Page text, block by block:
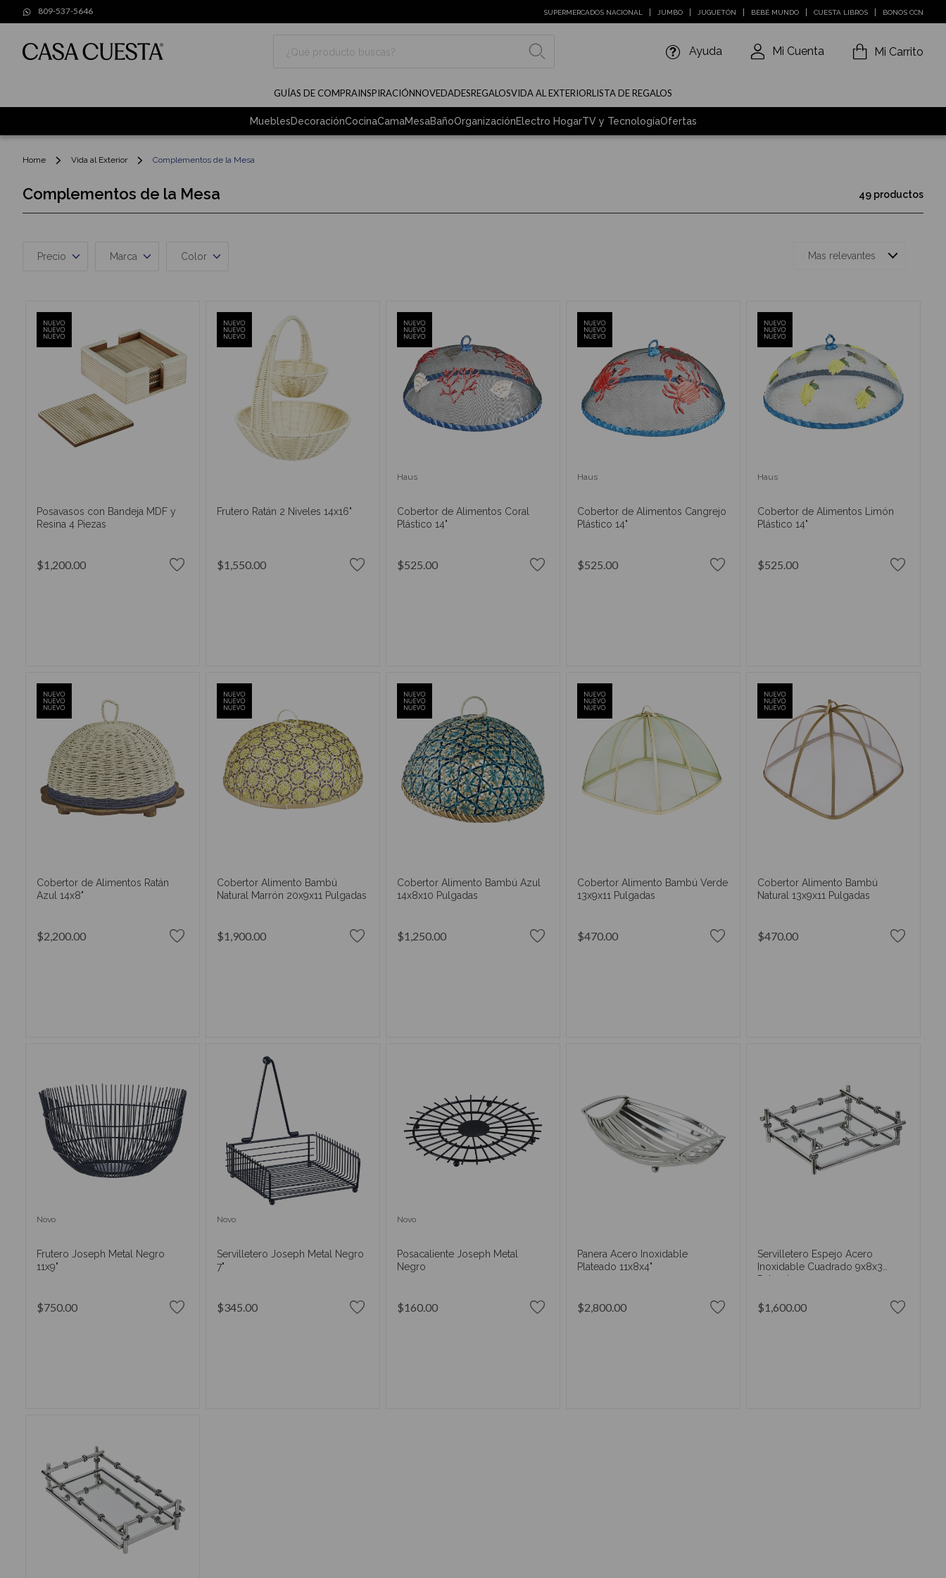
809-537-5646 SUPERMERCADOS NACIONAL JUMBO JUGUETÓN BEBÉ MUNDO CUESTA LIBROS BONOS CCN
Ayuda Mi Cuenta Mi Carrito
GUÍAS DE COMPRAINSPIRACIÓNNOVEDADESREGALOSVIDA AL EXTERIORLISTA DE REGALOS
MueblesDecoraciónCocinaCamaMesaBañoOrganizaciónElectro HogarTV y TecnologíaOfertas
Home Vida al Exterior Complementos de la Mesa
Complementos de la Mesa 49 productos
Precio Marca Color
Posavasos con Bandeja MDF y
Resina 4 Piezas
$1,200.00
Frutero Ratán 2 Niveles 14x16"
$1,550.00
Haus
Cobertor de Alimentos Coral
Plástico 14"
$525.00
Haus
Cobertor de Alimentos Cangrejo
Plástico 14"
$525.00
Haus
Cobertor de Alimentos Limón
Plástico 14"
$525.00
Cobertor de Alimentos Ratán
Azul 14x8"
$2,200.00
Cobertor Alimento Bambú
Natural Marrón 20x9x11 Pulgadas
$1,900.00
Cobertor Alimento Bambú Azul
14x8x10 Pulgadas
$1,250.00
Cobertor Alimento Bambú Verde
13x9x11 Pulgadas
$470.00
Cobertor Alimento Bambú
Natural 13x9x11 Pulgadas
$470.00
Novo
Frutero Joseph Metal Negro
11x9"
$750.00
Novo
Servilletero Joseph Metal Negro
7"
$345.00
Novo
Posacaliente Joseph Metal
Negro
$160.00
Panera Acero Inoxidable
Plateado 11x8x4"
$2,800.00
Servilletero Espejo Acero
Inoxidable Cuadrado 9x8x3
Pulgadas
$1,600.00